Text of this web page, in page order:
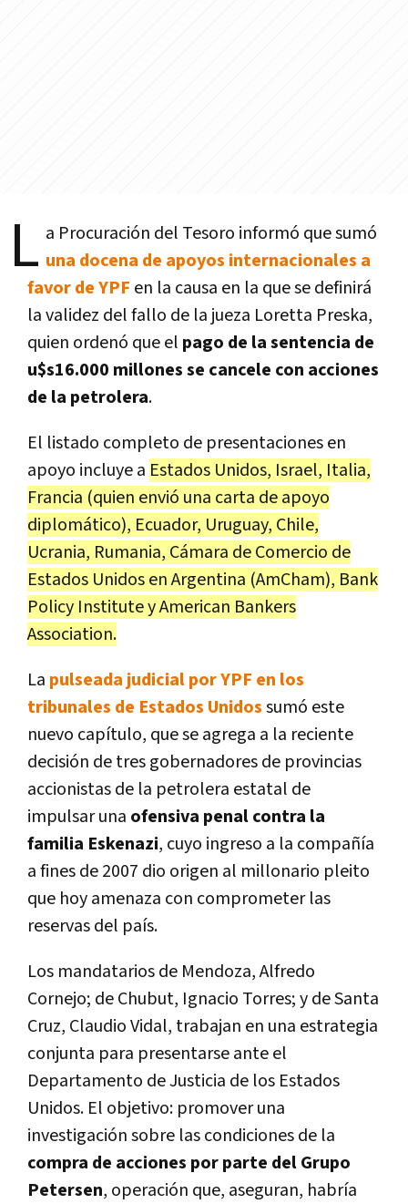
L a Procuración del Tesoro informó que sumó
una docena de apoyos internacionales a
favor de YPF en la causa en la que se definirá
la validez del fallo de la jueza Loretta Preska,
quien ordenó que el pago de la sentencia de
u$s16.000 millones se cancele con acciones
de la petrolera.
El listado completo de presentaciones en
apoyo incluye a Estados Unidos, Israel, Italia,
Francia (quien envió una carta de apoyo
diplomático), Ecuador, Uruguay, Chile,
Ucrania, Rumania, Cámara de Comercio de
Estados Unidos en Argentina (AmCham), Bank
Policy Institute y American Bankers
Association.
La pulseada judicial por YPF en los
tribunales de Estados Unidossumó este
nuevo capítulo, que se agrega a la reciente
decisión de tres gobernadores de provincias
accionistas de la petrolera estatal de
impulsar una ofensiva penal contra la
familia Eskenazi, cuyo ingreso a la compañía
a fines de 2007 dio origen al millonario pleito
que hoy amenaza con comprometer las
reservas del país.
Los mandatarios de Mendoza, Alfredo
Cornejo; de Chubut, Ignacio Torres; y de Santa
Cruz, Claudio Vidal, trabajan en una estrategia
conjunta para presentarse ante el
Departamento de Justicia de los Estados
Unidos. El objetivo: promover una
investigación sobre las condiciones de la
compra de acciones por parte del Grupo
Petersen, operación que, aseguran, habría